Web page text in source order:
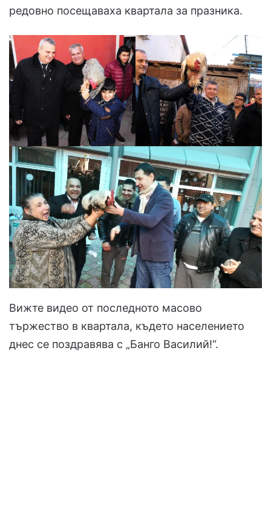
редовно посещаваха квартала за празника.
Вижте видео от последното масово
тържество в квартала, където населението
днес се поздравява с „Банго Василий!“.